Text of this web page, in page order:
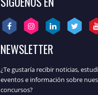
NEWSLETTER
¿Te gustaría recibir noticias,
eventos e información sobre
concursos?